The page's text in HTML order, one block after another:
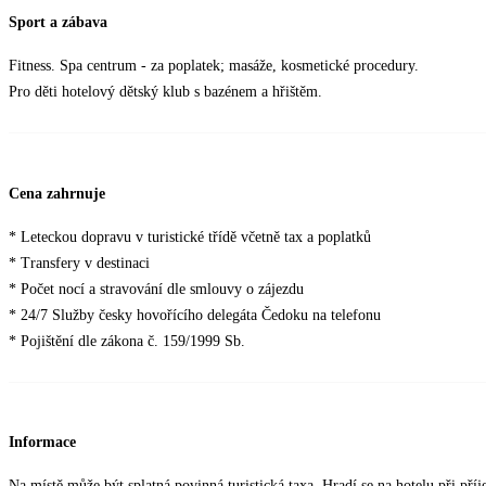
Sport a zábava
Fitness. Spa centrum - za poplatek; masáže, kosmetické procedury.
Pro děti hotelový dětský klub s bazénem a hřištěm.
Cena zahrnuje
* Leteckou dopravu v turistické třídě včetně tax a poplatků
* Transfery v destinaci
* Počet nocí a stravování dle smlouvy o zájezdu
* 24/7 Služby česky hovořícího delegáta Čedoku na telefonu
* Pojištění dle zákona č. 159/1999 Sb.
Informace